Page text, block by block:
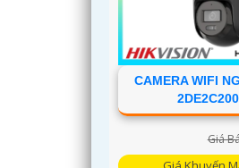
CAMERA WIFI
Giá